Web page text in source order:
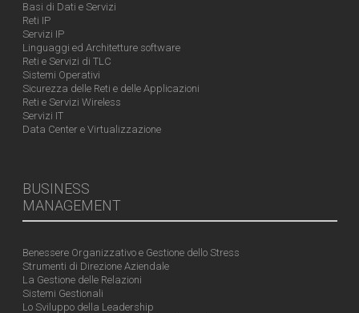
Basi di Dati e Servizi
Reti IP
Servizi IP
Linguaggi ed Architetture software
Reti e Servizi di TLC
Sistemi Operativi
Sicurezza delle Reti e delle Applicazioni
Reti e Servizi Wireless
Servizi IT
Data Center e Virtualizzazione
BUSINESS
MANAGEMENT
Benessere Organizzativo e Gestione dello Stress
Strumenti di Direzione Aziendale
La Gestione delle Relazioni
Sistemi Gestionali
Lo Sviluppo della Leadership